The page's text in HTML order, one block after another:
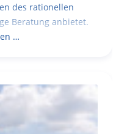
des rationellen
Beratung anbietet.
…